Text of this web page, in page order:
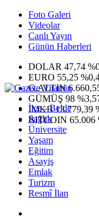
Foto Galeri
Videolar
Canlı Yayın
Günün Haberleri
DOLAR 47,74
EURO 55,25
G.ALTIN
GÜMÜŞ 98
IMKB13.779,39
BITCOIN 65.006
İlçe - Belde
Sağlık
Üniversite
Yaşam
Eğitim
Asayiş
Emlak
Turizm
Resmî İlan